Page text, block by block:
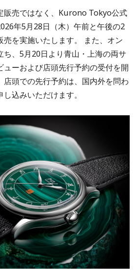
販売ではなく、Kurono Tokyo公式
年5月28日（木）午前と午後の2
売を実施いたします。 また、オン
ち、5月20日より青山・上海の両サ
ューおよび店頭先行予約の受付を開
店頭での先行予約は、国内外を問わ
込みいただけます。